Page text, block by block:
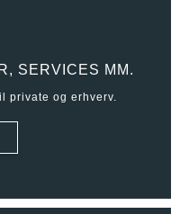
SERVICES MM.
private og erhverv.